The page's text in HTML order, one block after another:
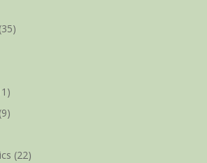
(35)
(22)